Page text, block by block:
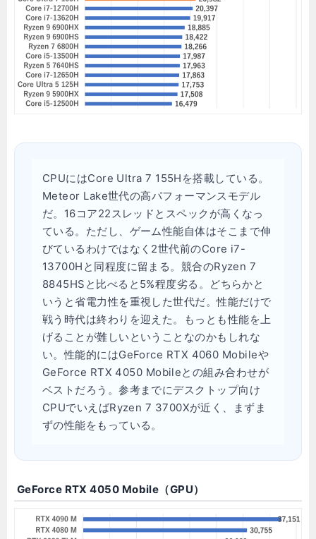
CPUにはCore Ultra 7 155Hを搭載している。
Meteor Lake世代の高パフォーマンスモデル
だ。16コア22スレッドとスペックが高くなっ
ている。ただし、ゲーム性能自体はそこまで伸
びているわけではなく2世代前のCore i7-
13700Hと同程度に留まる。競合のRyzen 7
8845HSと比べると5%程度劣る。どちらかと
いうと省電力性を重視した世代だ。性能だけで
戦う時代は終わりを迎えた。もっとも性能を上
げることが難しいということなのかもしれな
い。性能的にはGeForce RTX 4060 Mobileや
GeForce RTX 4050 Mobileとの組み合わせが
ベストだろう。参考までにデスクトップ向け
CPUでいえばRyzen 7 3700Xが近く、まずま
ずの性能をもっている。
GeForce RTX 4050 Mobile（GPU）